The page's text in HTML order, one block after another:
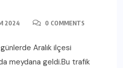
2024 0 COMMENTS
Aralık ilçesi
meydana geldi.Bu trafik